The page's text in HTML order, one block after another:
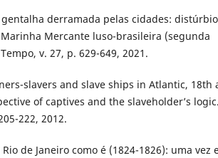
gentalha derramada pelas cidades:
Mercante luso-brasileira (segunda
v. 27, p. 629-649, 2021.
slavers and slave ships in Atlantic, 18th
of captives and the slaveholder’s logic.
222, 2012.
Rio de Janeiro como é (1824-1826): uma vez